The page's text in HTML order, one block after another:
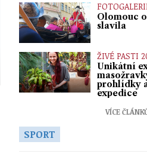
Olomouc
slavila
ŽIVÉ PASTI
Unikátní
prohlídky
expedice
VÍCE
SPORT